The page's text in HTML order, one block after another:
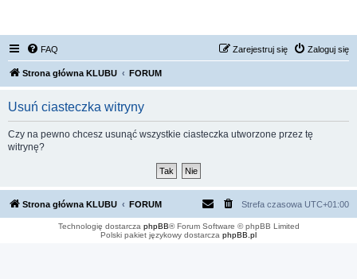
FAQ Zaloguj się
Zarejestruj się
Strona główna KLUBU FORUM
Usuń ciasteczka witryny
Czy na pewno chcesz usunąć wszystkie ciasteczka utworzone przez tę
witrynę?
Strona główna KLUBU FORUM Strefa czasowa UTC+01:00
Technologię dostarcza phpBB® Forum Software © phpBB Limited
Polski pakiet językowy dostarcza phpBB.pl